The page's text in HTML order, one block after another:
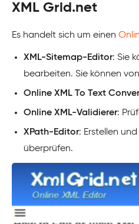
XML Grid.net
Es handelt sich um einen
XML-Sitemap-Editor: Sie
bearbeiten. Sie können
Online XML To Text
Online XML-Validierer:
XPath-Editor: Erstellen
überprüfen.